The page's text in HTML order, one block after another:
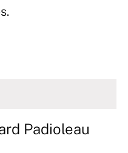
Padioleau